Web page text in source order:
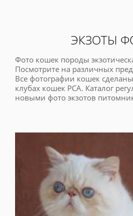
ЭКЗОТЫ
Фото кошек породы
Посмотрите на различных
Все фотографии кошек
клубах кошек PCA. Каталог
новыми фото экзотов